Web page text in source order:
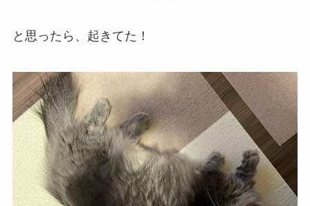
と思ったら、起きてた！